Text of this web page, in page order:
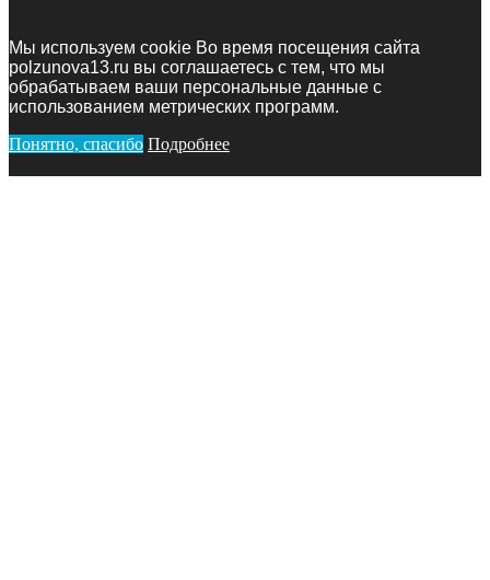
Мы используем сookie Во время посещения сайта
polzunova13.ru вы соглашаетесь с тем, что мы
обрабатываем ваши персональные данные с
использованием метрических программ.
Понятно, спасибо Подробнее